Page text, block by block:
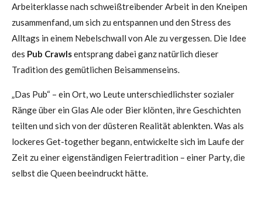
Arbeiterklasse nach schweißtreibender Arbeit in den Kneipen
zusammenfand, um sich zu entspannen und den Stress des
Alltags in einem Nebelschwall von Ale zu vergessen. Die Idee
des Pub Crawlsentsprang dabei ganz natürlich dieser
Tradition des gemütlichen Beisammenseins.
„Das Pub“ – ein Ort, wo Leute unterschiedlichster sozialer
Ränge über ein Glas Ale oder Bier klönten, ihre Geschichten
teilten und sich von der düsteren Realität ablenkten. Was als
lockeres Get-together begann, entwickelte sich im Laufe der
Zeit zu einer eigenständigen Feiertradition – einer Party, die
selbst die Queen beeindruckt hätte.